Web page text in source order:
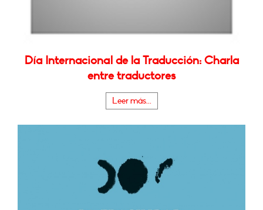
Día Internacional de la Traducción: Charla
entre traductores
Leer más...